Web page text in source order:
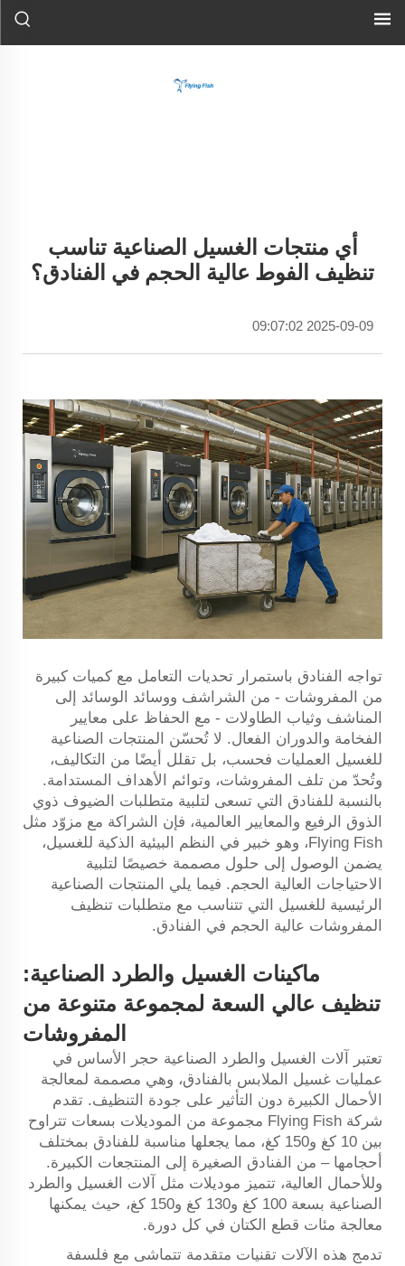
أي منتجات الغسيل الصناعية تناسب
تنظيف الفوط عالية الحجم في الفنادق؟
2025-09-09 09:07:02
تواجه الفنادق باستمرار تحديات التعامل مع كميات كبيرة
من المفروشات - من الشراشف ووسائد الوسائد إلى
المناشف وثياب الطاولات - مع الحفاظ على معايير
الفخامة والدوران الفعال. لا تُحسّن المنتجات الصناعية
للغسيل العمليات فحسب، بل تقلل أيضًا من التكاليف،
وتُحدّ من تلف المفروشات، وتوائم الأهداف المستدامة.
بالنسبة للفنادق التي تسعى لتلبية متطلبات الضيوف ذوي
الذوق الرفيع والمعايير العالمية، فإن الشراكة مع مزوّد مثل
Flying Fish، وهو خبير في النظم البيئية الذكية للغسيل،
يضمن الوصول إلى حلول مصممة خصيصًا لتلبية
الاحتياجات العالية الحجم. فيما يلي المنتجات الصناعية
الرئيسية للغسيل التي تتناسب مع متطلبات تنظيف
المفروشات عالية الحجم في الفنادق.
ماكينات الغسيل والطرد الصناعية:
تنظيف عالي السعة لمجموعة متنوعة من
المفروشات
تعتبر آلات الغسيل والطرد الصناعية حجر الأساس في
عمليات غسيل الملابس بالفنادق، وهي مصممة لمعالجة
الأحمال الكبيرة دون التأثير على جودة التنظيف. تقدم
شركة Flying Fish مجموعة من الموديلات بسعات تتراوح
بين 10 كغ و150 كغ، مما يجعلها مناسبة للفنادق بمختلف
أحجامها – من الفنادق الصغيرة إلى المنتجعات الكبيرة.
وللأحمال العالية، تتميز موديلات مثل آلات الغسيل والطرد
الصناعية بسعة 100 كغ و130 كغ و150 كغ، حيث يمكنها
معالجة مئات قطع الكتان في كل دورة.
تدمج هذه الآلات تقنيات متقدمة تتماشى مع فلسفة